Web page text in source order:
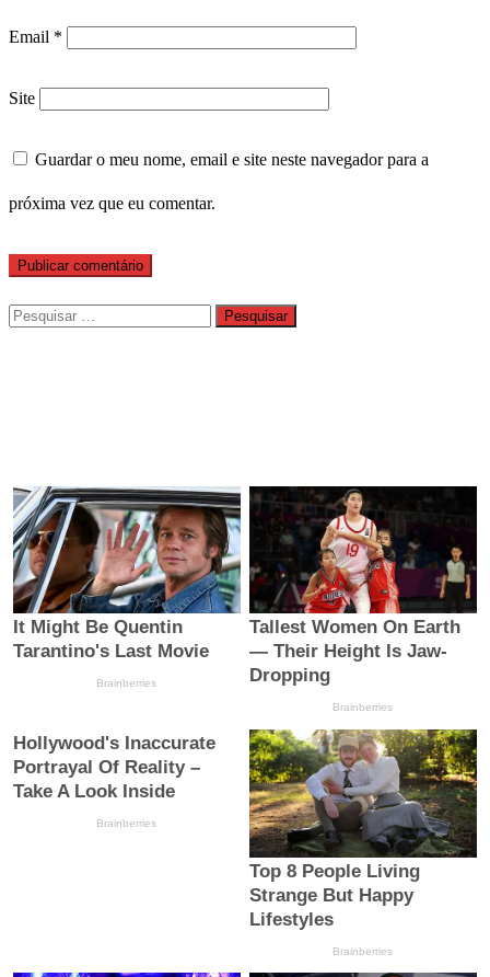
Email *
Site
Guardar o meu nome, email e site neste navegador para a
próxima vez que eu comentar.
Pesquisar
por: